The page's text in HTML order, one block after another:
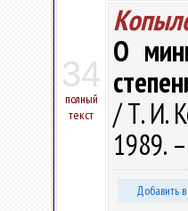
34
полный
текст
О
/ Т. И.
1989.
Добавить